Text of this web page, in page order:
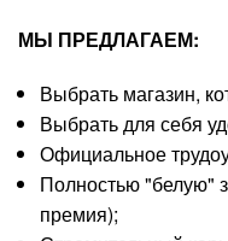
МЫ ПРЕДЛАГАЕМ:
Выбрать магазин,
Выбрать для себя
Официальное
Полностью "белую"
премия);